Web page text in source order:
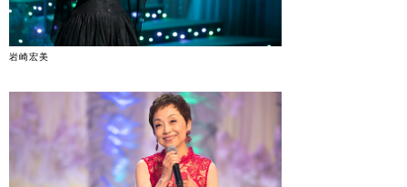
岩崎宏美